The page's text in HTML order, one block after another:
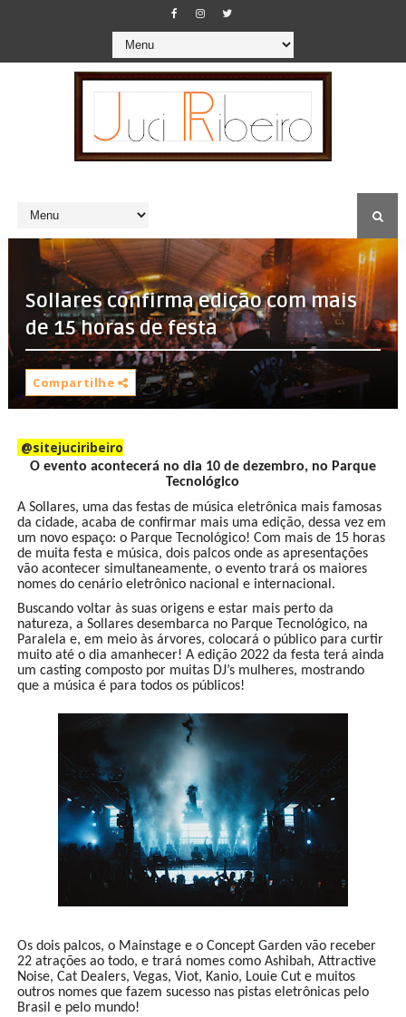
Sollares confirma edição com mais
de 15 horas de festa
Compartilhe
@sitejuciribeiro
O evento acontecerá no dia 10 de dezembro, no Parque
Tecnológico
A Sollares, uma das festas de música eletrônica mais famosas
da cidade, acaba de confirmar mais uma edição, dessa vez em
um novo espaço: o Parque Tecnológico! Com mais de 15 horas
de muita festa e música, dois palcos onde as apresentações
vão acontecer simultaneamente, o evento trará os maiores
nomes do cenário eletrônico nacional e internacional.
Buscando voltar às suas origens e estar mais perto da
natureza, a Sollares desembarca no Parque Tecnológico, na
Paralela e, em meio às árvores, colocará o público para curtir
muito até o dia amanhecer! A edição 2022 da festa terá ainda
um casting composto por muitas DJ’s mulheres, mostrando
que a música é para todos os públicos!
Os dois palcos, o Mainstage e o Concept Garden vão receber
22 atrações ao todo, e trará nomes como Ashibah, Attractive
Noise, Cat Dealers, Vegas, Viot, Kanio, Louie Cut e muitos
outros nomes que fazem sucesso nas pistas eletrônicas pelo
Brasil e pelo mundo!